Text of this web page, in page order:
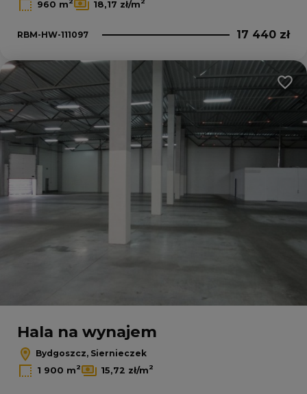
960 m
18,17 zł/m
RBM-HW-111097 17 440 zł
Hala na wynajem
Bydgoszcz, Siernieczek
1 900 m2 15,72 zł/m2